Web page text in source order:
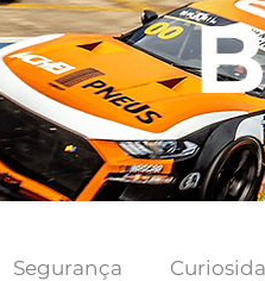
Segurança